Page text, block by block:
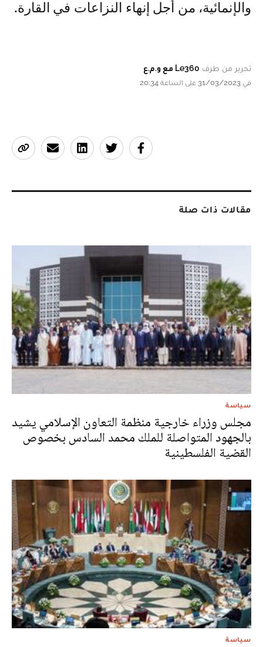
والإنمائية، من أجل إنهاء النزاعات في القارة.
تحرير من طرف Le360 مع و.م.ع
في 31/03/2023 على الساعة 20:34
مقالات ذات صلة
سياسة
مجلس وزراء خارجية منظمة التعاون الإسلامي يشيد
بالجهود المتواصلة للملك محمد السادس بخصوص
القضية الفلسطينية
سياسة